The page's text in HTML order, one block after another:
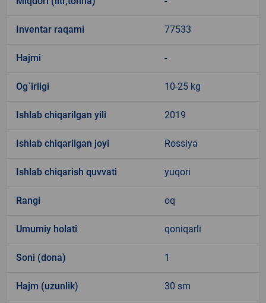
Inventar raqami 77533
Hajmi -
Og`irligi 10-25 kg
Ishlab chiqarilgan yili 2019
Ishlab chiqarilgan joyi Rossiya
Ishlab chiqarish quvvati yuqori
Rangi oq
Umumiy holati qoniqarli
Soni (dona) 1
Hajm (uzunlik) 30 sm